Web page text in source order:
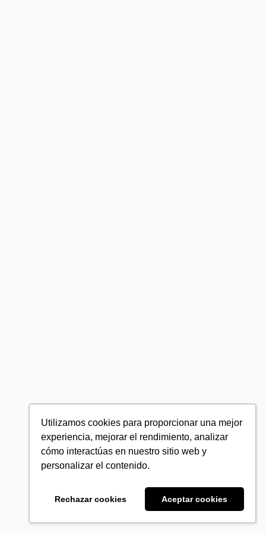
Utilizamos cookies para proporcionar una mejor
experiencia, mejorar el rendimiento, analizar
cómo interactúas en nuestro sitio web y
personalizar el contenido.
Rechazar cookies Aceptar cookies